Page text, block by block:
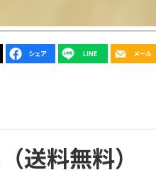
（送料無料）